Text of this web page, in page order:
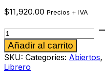
$11,920.00 Precios + IVA
Librero
Ranieri
abierto
color
ceniza
cantidad
Añadir al carrito
SKU: Categories: Abiertos,
Librero